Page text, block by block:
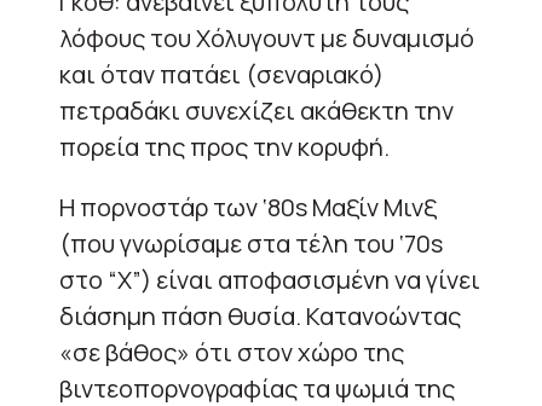
λόφους του Χόλυγουντ με δυναμισμό
και όταν πατάει (σεναριακό)
πετραδάκι συνεχίζει ακάθεκτη την
πορεία της προς την κορυφή.
Η πορνοστάρ των ‘80s Μαξίν Μινξ
(που γνωρίσαμε στα τέλη του ‘70s
στο “Χ”) είναι αποφασισμένη να γίνει
διάσημη πάση θυσία. Κατανοώντας
«σε βάθος» ότι στον χώρο της
βιντεοπορνογραφίας τα ψωμιά της